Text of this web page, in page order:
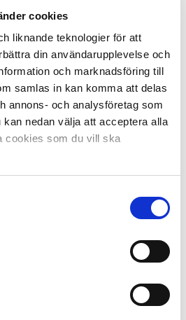
cookies
liknande teknologier för att
din användarupplevelse och
och marknadsföring till
samlas in kan komma att delas
annons- och analysföretag som
nedan välja att acceptera alla
cookies som du vill ska
Spelmissbruk och
fenomen men när man går in
det upp för ett mer
att man lättare uppfattar
och ledare vet och kan, ju mer
får ju mer kan vi påverka,
kontinuerligt under säsongen.
genomförs i varje klubb
mellan Svensk Elitfotboll och
för att värna om